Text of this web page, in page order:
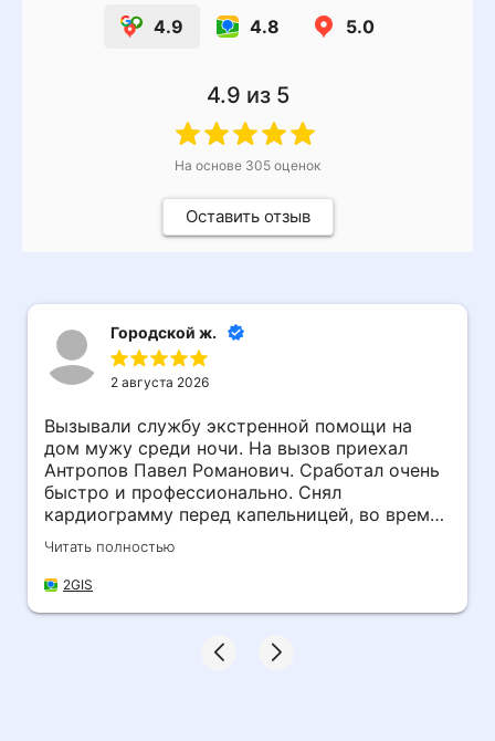
4.9 4.8 5.0
4.9 из 5
На основе 305 оценок
Оставить отзыв
Городской ж.
2 августа 2026
Вызывали службу экстренной помощи на
дом мужу среди ночи. На вызов приехал
Антропов Павел Романович. Сработал очень
быстро и профессионально. Снял
кардиограмму перед капельницей, во время
процедуры не отходил от мужа, пока тому не
стало легче. Огромное человеческое спасибо
за ваш труд!
Читать полностью
2GIS